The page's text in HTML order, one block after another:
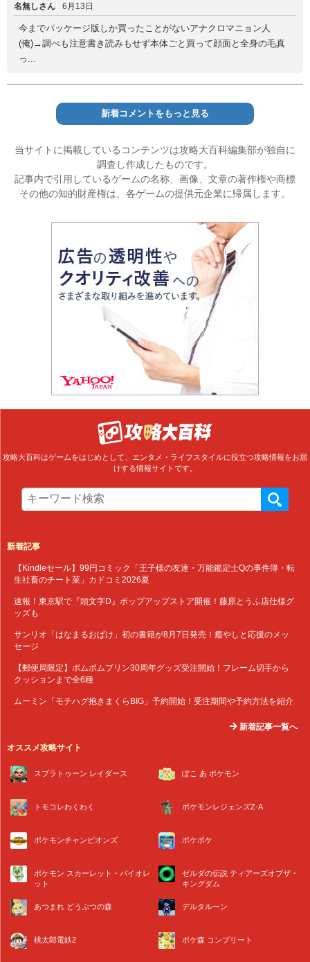
名無しさん 6月13日
今までパッケージ版しか買ったことがないアナクロマニョン人
(俺)→調べも注意書き読みもせず本体ごと買って顔面と全身の毛真
っ...
新着コメントをもっと見る
当サイトに掲載しているコンテンツは攻略大百科編集部が独自に
調査し作成したものです。
記事内で引用しているゲームの名称、画像、文章の著作権や商標
その他の知的財産権は、各ゲームの提供元企業に帰属します。
攻略大百科はゲームをはじめとして、エンタメ・ライフスタイルに役立つ攻略情報をお届
けする情報サイトです。
新着記事
【Kindleセール】99円コミック「王子様の友達・万能鑑定士Qの事件簿・転
生社畜のチート菜」カドコミ2026夏
速報！東京駅で『頭文字D』ポップアップストア開催！藤原とうふ店仕様グ
ッズも
サンリオ「はなまるおばけ」初の書籍が8月7日発売！癒やしと応援のメッ
セージ
【郵便局限定】ポムポムプリン30周年グッズ受注開始！フレーム切手から
クッションまで全6種
ムーミン「モチハグ抱きまくらBIG」予約開始！受注期間や予約方法を紹介
新着記事一覧へ
オススメ攻略サイト
スプラトゥーン レイダース ぽこ あ ポケモン
トモコレわくわく ポケモンレジェンズZ-A
ポケモンチャンピオンズ ポケポケ
ポケモン スカーレット・バイオレ
ット
ゼルダの伝説 ティアーズオブザ・
キングダム
あつまれ どうぶつの森 デルタルーン
桃太郎電鉄2 ポケ森 コンプリート